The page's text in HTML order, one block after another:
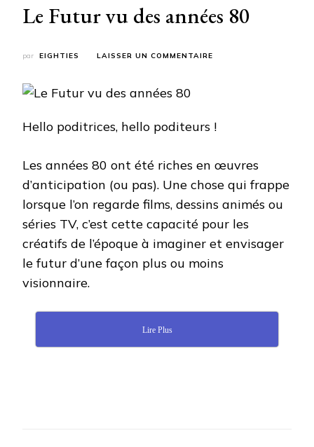
Le Futur vu des années 80
par EIGHTIES LAISSER UN COMMENTAIRE
80
Hello poditrices, hello poditeurs !
Les années 80 ont été riches en œuvres
d’anticipation (ou pas). Une chose qui frappe
lorsque l’on regarde films, dessins animés ou
séries TV, c’est cette capacité pour les
créatifs de l’époque à imaginer et envisager
le futur d’une façon plus ou moins
visionnaire.
Lire Plus